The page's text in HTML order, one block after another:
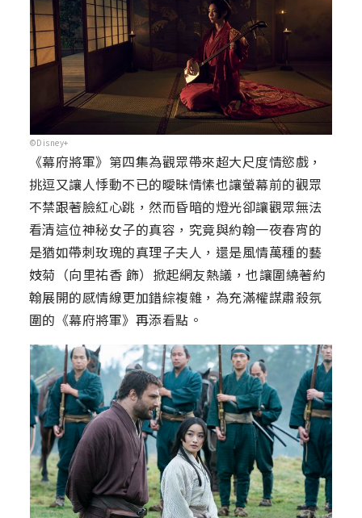
©Disney+
《幕府將軍》第四集為觀眾帶來超大尺度情慾戲，
挑逗又讓人悸動不已的曖昧情愫也讓螢幕前的觀眾
不禁跟著臉紅心跳，然而昏暗的燈光卻讓觀眾無法
看清這位神秘女子的真容，究竟與約翰一夜春宵的
是猶如帶刺玫瑰的真理子夫人，還是風情萬種的藝
妓菊（向里祐香 飾）掀起網友熱議，也讓圍繞著約
翰展開的感情線更加錯綜複雜，為充滿權謀肅殺氛
圍的《幕府將軍》再添看點。